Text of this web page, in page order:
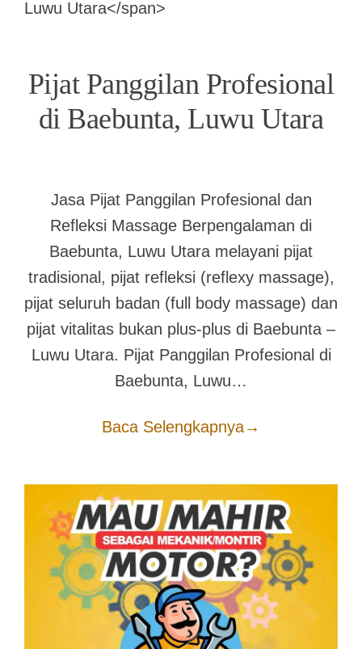
Pijat Panggilan Profesional
di Baebunta, Luwu Utara
Jasa Pijat Panggilan Profesional dan
Refleksi Massage Berpengalaman di
Baebunta, Luwu Utara melayani pijat
tradisional, pijat refleksi (reflexy massage),
pijat seluruh badan (full body massage) dan
pijat vitalitas bukan plus-plus di Baebunta –
Luwu Utara. Pijat Panggilan Profesional di
Baebunta, Luwu…
Baca Selengkapnya→